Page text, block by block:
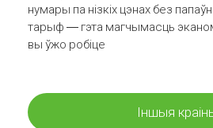
нумары па нізкіх цэнах без
тарыф — гэта магчымасць
вы ўжо робіце
Іншыя